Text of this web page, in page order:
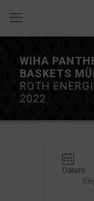
WIHA
BASKETS
ROTH
2022
Datum